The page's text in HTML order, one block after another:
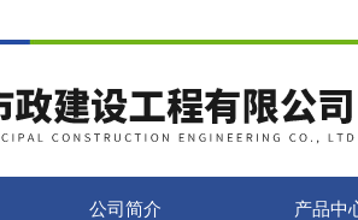
公司简介 产品中